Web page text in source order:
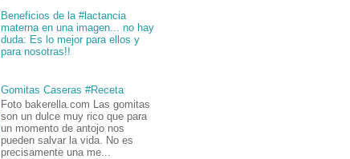
Beneficios de la #lactancia
materna en una imagen... no hay
duda: Es lo mejor para ellos y
para nosotras!!
Gomitas Caseras #Receta
Foto bakerella.com Las gomitas
son un dulce muy rico que para
un momento de antojo nos
pueden salvar la vida. No es
precisamente una me...